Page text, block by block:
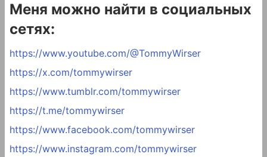
Меня можно найти в социальных
сетях:
https://www.youtube.com/@TommyWirser
https://x.com/tommywirser
https://www.tumblr.com/tommywirser
https://t.me/tommywirser
https://www.facebook.com/tommywirser
https://www.instagram.com/tommywirser